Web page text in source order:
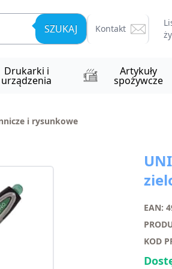
SZUKAJ Kontakt
Drukarki i
urządzenia
Artykuły
spożywcze
i rysunkowe
EAN:
KOD